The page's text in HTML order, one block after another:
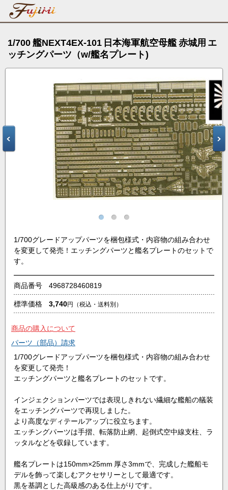
1/700 艦NEXT4EX-101 日本海軍航空母艦 赤城用 エ
ッチングパーツ（w/艦名プレート)
1/700グレードアップパーツを梱包様式・内容物の組み合わせ
を変更して発売！エッチングパーツと艦名プレートのセットで
す。
商品番号 4968728460819
標準価格 3,740円 （税込・送料別）
商品の購入について
パーツ（部品）請求
1/700グレードアップパーツを梱包様式・内容物の組み合わせ
を変更して発売！
エッチングパーツと艦名プレートのセットです。
インジェクションパーツでは表現しきれない繊細な艦船の艤装
をエッチングパーツで再現しました。
より高度なディテールアップに役立ちます。
エッチングパーツは手摺、転落防止網、起倒式空中線支柱、ラ
ッタルなどを収録しています。
艦名プレートは150mm×25mm 厚さ3mmで、完成した艦船モ
デルを飾って楽しむアクセサリーとして最適です。
黒を基調とした高級感のある仕上がりです。